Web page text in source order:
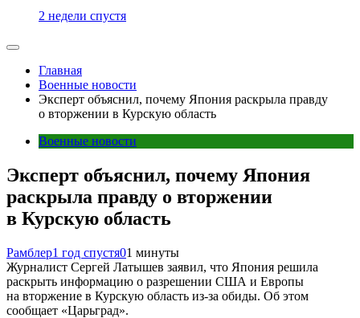
2 недели спустя
Главная
Военные новости
Эксперт объяснил, почему Япония раскрыла правду
о вторжении в Курскую область
Военные новости
Эксперт объяснил, почему Япония
раскрыла правду о вторжении
в Курскую область
Рамблер1 год спустя01 минуты
Журналист Сергей Латышев заявил, что Япония решила
раскрыть информацию о разрешении США и Европы
на вторжение в Курскую область из-за обиды. Об этом
сообщает «Царьград».